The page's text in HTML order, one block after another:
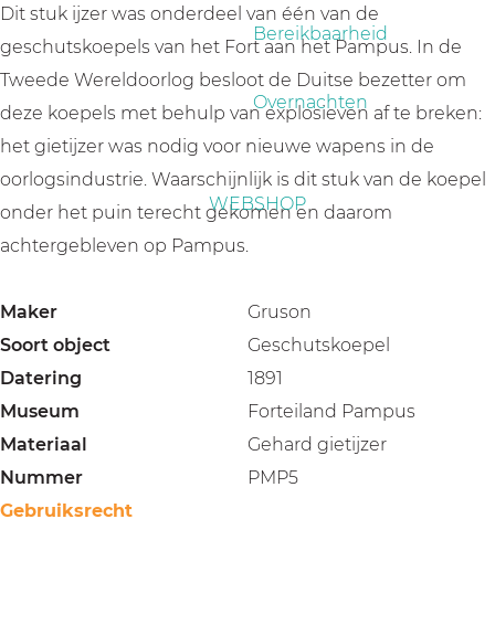
Bereikbaarheid
Overnachten
WEBSHOP
Dit stuk ijzer was onderdeel van één van de
geschutskoepels van het Fort aan het Pampus. In de
Tweede Wereldoorlog besloot de Duitse bezetter om
deze koepels met behulp van explosieven af te breken:
het gietijzer was nodig voor nieuwe wapens in de
oorlogsindustrie. Waarschijnlijk is dit stuk van de koepel
onder het puin terecht gekomen en daarom
achtergebleven op Pampus.
Maker
Gruson
Soort object
Geschutskoepel
Datering
1891
Museum
Forteiland Pampus
Materiaal
Gehard gietijzer
Nummer
PMP5
Gebruiksrecht